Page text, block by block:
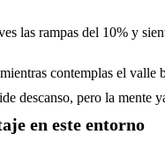
las rampas del 10% y
contemplas el valle
descanso, pero la mente
en este entorno